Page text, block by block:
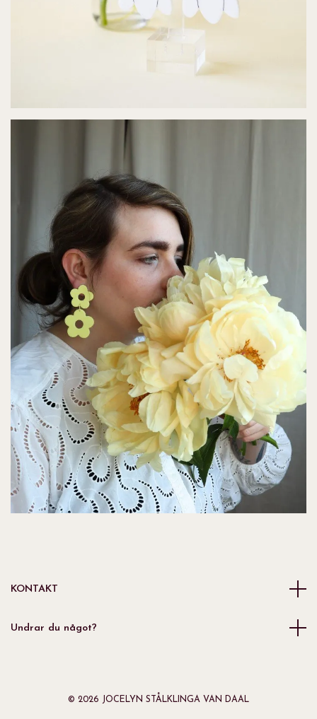
KONTAKT
Undrar du något?
© 2026 JOCELYN STÅLKLINGA VAN DAAL